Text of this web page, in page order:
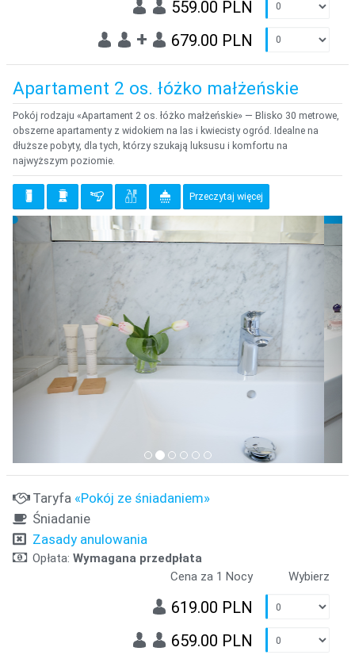
559.00 PLN
+ 679.00 PLN
Apartament 2 os. łóżko małżeńskie
Pokój rodzaju «Apartament 2 os. łóżko małżeńskie» — Blisko 30 metrowe,
obszerne apartamenty z widokiem na las i kwiecisty ogród. Idealne na
dłuższe pobyty, dla tych, którzy szukają luksusu i komfortu na
najwyższym poziomie.
Przeczytaj więcej
{clt_left} 3 Wybierz
{clt_previous}
Taryfa «Pokój ze śniadaniem»
Śniadanie
Zasady anulowania
Opłata: Wymagana przedpłata
Cena za 1 Nocy
Wybierz
619.00 PLN
659.00 PLN